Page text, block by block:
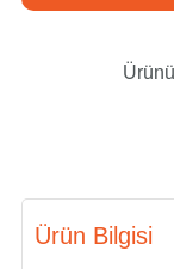
Ürün Bilgisi